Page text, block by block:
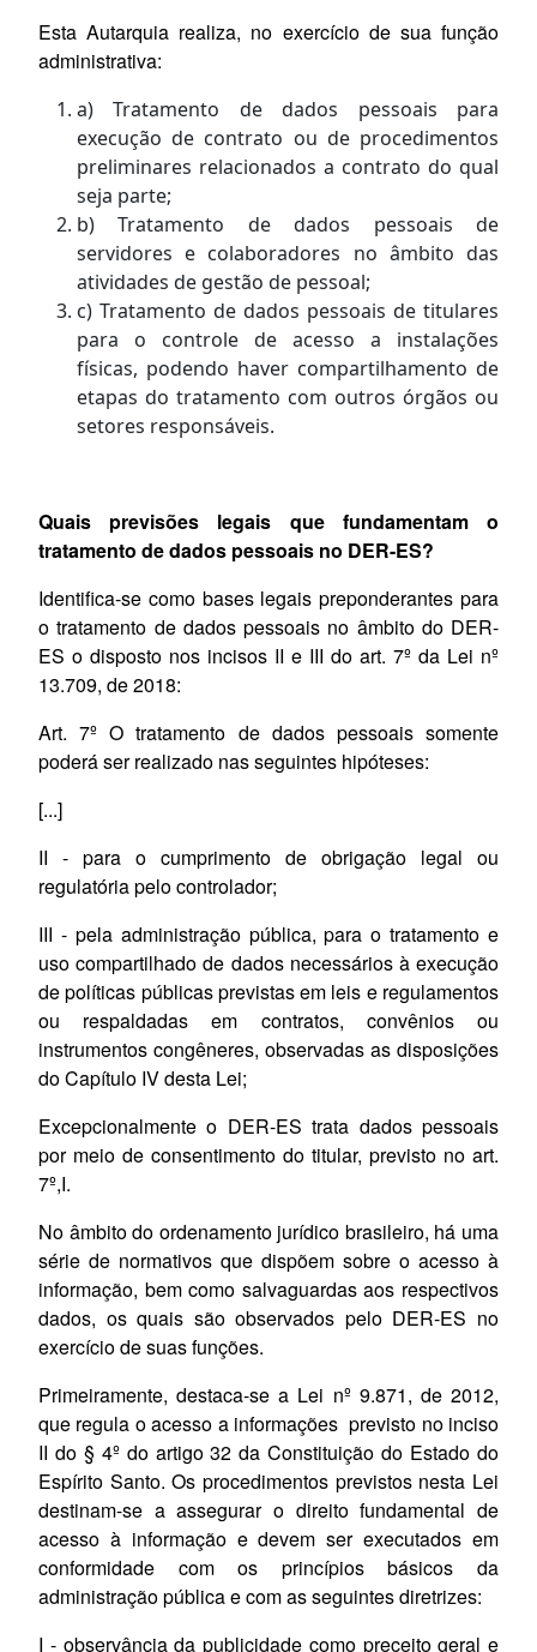
Esta Autarquia realiza, no exercício de sua função
administrativa:
a) Tratamento de dados pessoais para
execução de contrato ou de procedimentos
preliminares relacionados a contrato do qual
seja parte;
b) Tratamento de dados pessoais de
servidores e colaboradores no âmbito das
atividades de gestão de pessoal;
c) Tratamento de dados pessoais de titulares
para o controle de acesso a instalações
físicas, podendo haver compartilhamento de
etapas do tratamento com outros órgãos ou
setores responsáveis.
Quais previsões legais que fundamentam o
tratamento de dados pessoais no DER-ES?
Identifica-se como bases legais preponderantes para
o tratamento de dados pessoais no âmbito do DER-
ES o disposto nos incisos II e III do art. 7º da Lei nº
13.709, de 2018:
Art. 7º O tratamento de dados pessoais somente
poderá ser realizado nas seguintes hipóteses:
[...]
II - para o cumprimento de obrigação legal ou
regulatória pelo controlador;
III - pela administração pública, para o tratamento e
uso compartilhado de dados necessários à execução
de políticas públicas previstas em leis e regulamentos
ou respaldadas em contratos, convênios ou
instrumentos congêneres, observadas as disposições
do Capítulo IV desta Lei;
Excepcionalmente o DER-ES trata dados pessoais
por meio de consentimento do titular, previsto no art.
7º,I.
No âmbito do ordenamento jurídico brasileiro, há uma
série de normativos que dispõem sobre o acesso à
informação, bem como salvaguardas aos respectivos
dados, os quais são observados pelo DER-ES no
exercício de suas funções.
Primeiramente, destaca-se a Lei nº 9.871, de 2012,
que regula o acesso a informações previsto no inciso
II do § 4º do artigo 32 da Constituição do Estado do
Espírito Santo. Os procedimentos previstos nesta Lei
destinam-se a assegurar o direito fundamental de
acesso à informação e devem ser executados em
conformidade com os princípios básicos da
administração pública e com as seguintes diretrizes:
I - observância da publicidade como preceito geral e